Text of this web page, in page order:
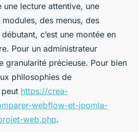
une lecture attentive, une
des menus, des
c’est une montée en
Pour un administrateur
granularité précieuse. Pour bien
philosophies de
https://crea-
webflow-et-joomla-
web.php.